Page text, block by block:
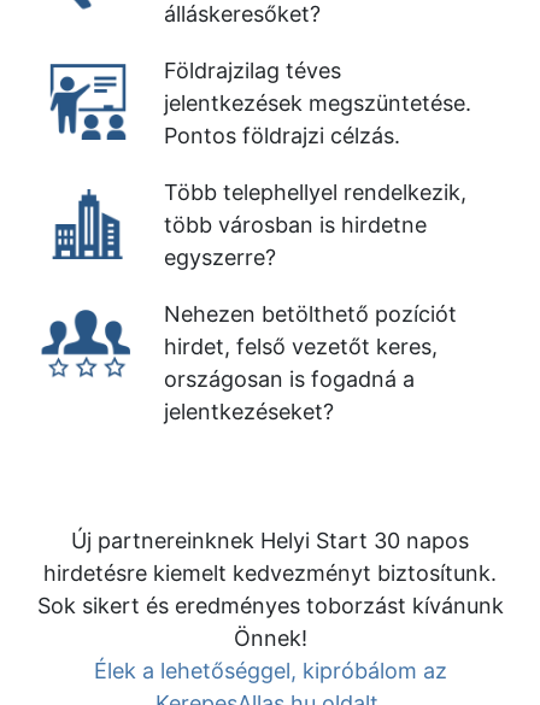
álláskeresőket?
Földrajzilag téves
jelentkezések megszüntetése.
Pontos földrajzi célzás.
Több telephellyel rendelkezik,
több városban is hirdetne
egyszerre?
Nehezen betölthető pozíciót
hirdet, felső vezetőt keres,
országosan is fogadná a
jelentkezéseket?
Új partnereinknek Helyi Start 30 napos
hirdetésre kiemelt kedvezményt biztosítunk.
Sok sikert és eredményes toborzást kívánunk
Önnek!
Élek a lehetőséggel, kipróbálom az